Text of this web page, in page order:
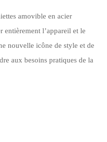
amovible en acier
l’appareil et le
nouvelle icône de style et de
aux besoins pratiques de la